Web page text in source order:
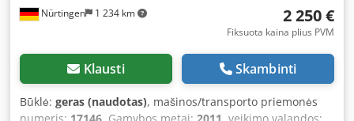
Nürtingen 1 234 km 2 250 €
Fiksuota kaina plius PVM
Klausti Skambinti
Būklė: geras (naudotas), mašinos/transporto priemonės